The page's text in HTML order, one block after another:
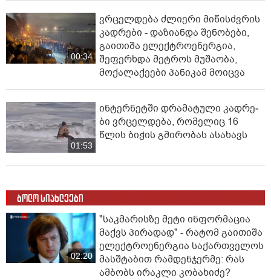
00:34
ვრცელდება ძლიერი მიწისძვრის
კადრები - დაზიანდა შენობები,
გაითიშა ელექტროენერგია,
შეფერხდა მეტროს მუშაობა,
მოქალაქეები პანიკამ მოიცვა
01:53
ინ­ტერ­ნეტ­ში დრა­მა­ტუ­ლი კად­რე­
ბი ვრცელდება, რომელიც 16
წლის ბიჭის გმირობას ასახავს
ბოლო სიახლეები
02:20
"საკმარისზე მეტი ინფორმაცია
მაქვს პირადად" - რატომ გაითიშა
ელექტროენერგია საქართველოს
მასშტაბით რამდენჯერმე: რას
ამბობს ირაკლი კობახიძე?